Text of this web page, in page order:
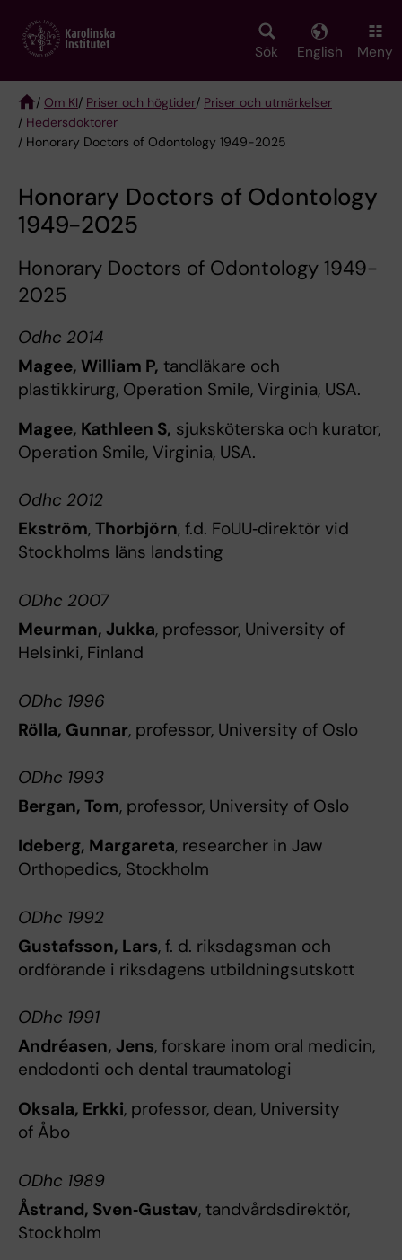
main
Sök English Meny
Breadcrumb
/ Om KI/ Priser och högtider/ Priser och utmärkelser
/ Hedersdoktorer
/ Honorary Doctors of Odontology 1949-2025
Honorary Doctors of Odontology
1949-2025
Honorary Doctors of Odontology 1949-
2025
Odhc 2014
Magee, William P, tandläkare och
plastikkirurg, Operation Smile, Virginia, USA.
Magee, Kathleen S, sjuksköterska och kurator,
Operation Smile, Virginia, USA.
Odhc 2012
Ekström, Thorbjörn, f.d. FoUU‐direktör vid
Stockholms läns landsting
ODhc 2007
Meurman, Jukka, professor, University of
Helsinki, Finland
ODhc 1996
Rölla, Gunnar, professor, University of Oslo
ODhc 1993
Bergan, Tom, professor, University of Oslo
Ideberg, Margareta, researcher in Jaw
Orthopedics, Stockholm
ODhc 1992
Gustafsson, Lars, f. d. riksdagsman och
ordförande i riksdagens utbildningsutskott
ODhc 1991
Andréasen, Jens, forskare inom oral medicin,
endodonti och dental traumatologi
Oksala, Erkki, professor, dean, University
of Åbo
ODhc 1989
Åstrand, Sven‐Gustav, tandvårdsdirektör,
Stockholm